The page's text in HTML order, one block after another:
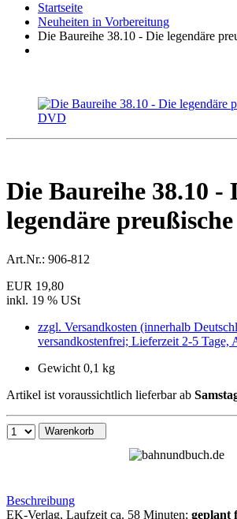
Startseite
Neuheiten in Vorbereitung
Die Baureihe 38.10 - Die legendäre
Die Baureihe 38.10 -
legendäre
Art.Nr.: 906-812
EUR 19,80
inkl. 19 % USt
zzgl. Versandkosten (innerhalb
versandkostenfrei; Lieferzeit 2-5 Tage,
Gewicht 0,1 kg
Artikel ist voraussichtlich lieferbar ab
Warenkorb
Beschreibung
EK-Verlag, Laufzeit ca. 58 Minuten; geplant